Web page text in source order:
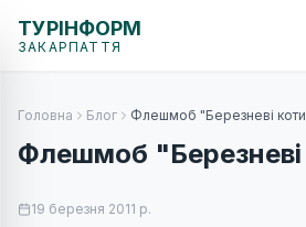
ТУРІНФОРМ
ЗАКАРПАТТЯ
Головна Блог Флешмоб "Березневі
Флешмоб
19 березня 2011 р.